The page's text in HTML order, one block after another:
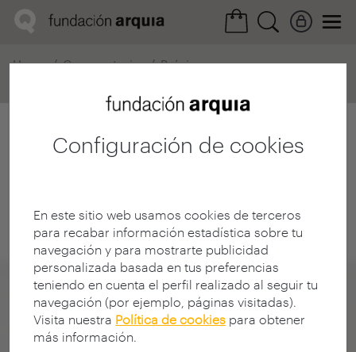
Configuración de cookies
En este sitio web usamos cookies de terceros
para recabar información estadística sobre tu
navegación y para mostrarte publicidad
personalizada basada en tus preferencias
teniendo en cuenta el perfil realizado al seguir tu
navegación (por ejemplo, páginas visitadas).
Visita nuestra Política de cookies para obtener
más información.
Home Convocatorias
Próxima